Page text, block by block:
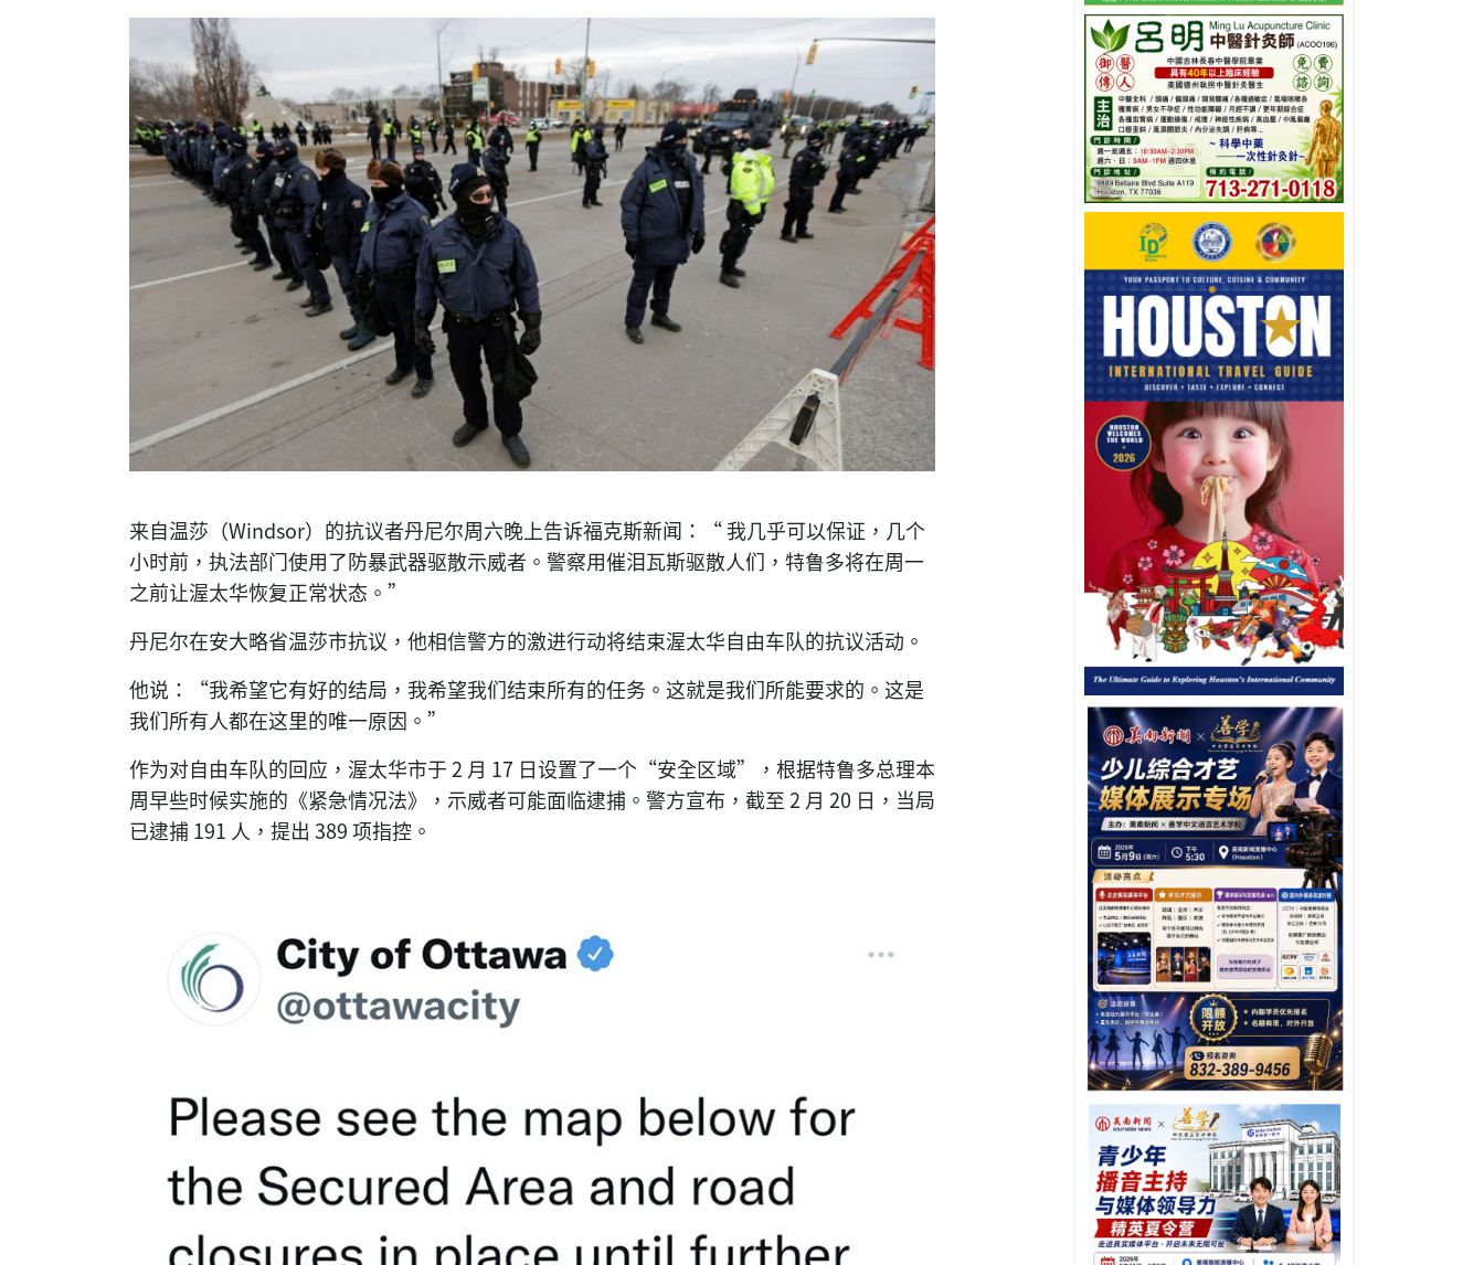
来自温莎（Windsor）的抗议者丹尼尔周六晚上告诉福克斯新闻：“ 我几乎可以保证，几个
小时前，执法部门使用了防暴武器驱散示威者。警察用催泪瓦斯驱散人们，特鲁多将在周一
之前让渥太华恢复正常状态。”
丹尼尔在安大略省温莎市抗议，他相信警方的激进行动将结束渥太华自由车队的抗议活动。
他说：“我希望它有好的结局，我希望我们结束所有的任务。这就是我们所能要求的。这是
我们所有人都在这里的唯一原因。”
作为对自由车队的回应，渥太华市于 2 月 17 日设置了一个“安全区域”，根据特鲁多总理本
周早些时候实施的《紧急情况法》，示威者可能面临逮捕。警方宣布，截至 2 月 20 日，当局
已逮捕 191 人，提出 389 项指控。